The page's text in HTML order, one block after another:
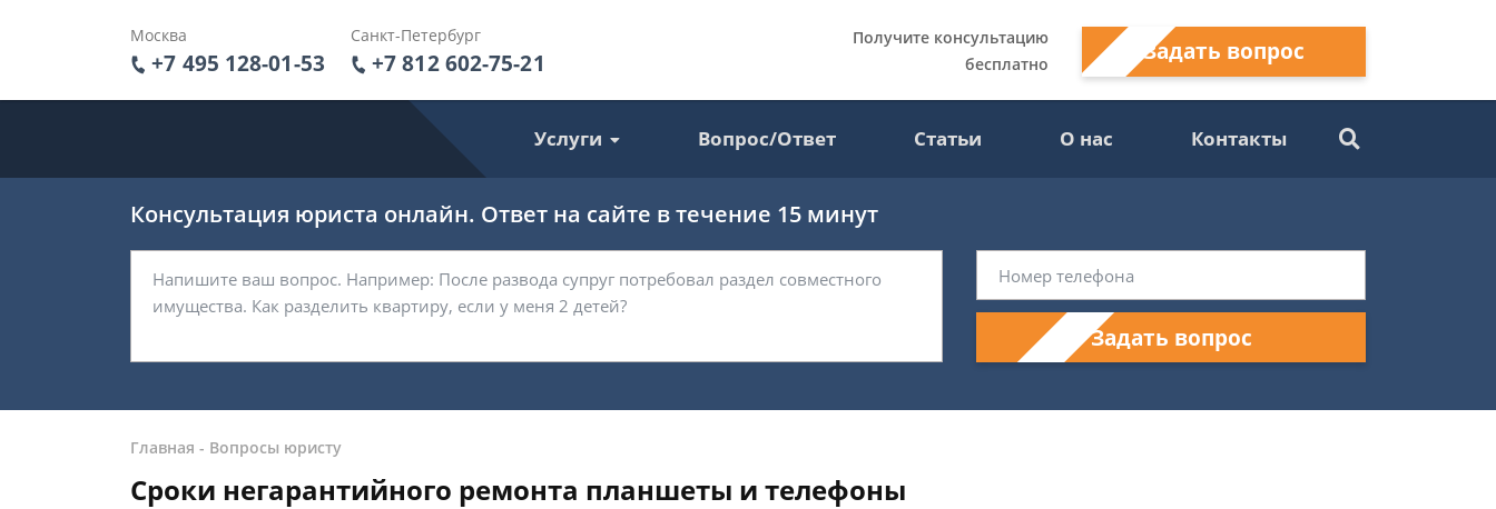
Москва
+7 495 128-01-53
Санкт-Петербург
+7 812 602-75-21
Получите консультацию
бесплатно
Задать вопрос
Услуги Вопрос/Ответ Статьи О нас Контакты
Консультация юриста онлайн. Ответ на сайте в течение 15 минут
Задать вопрос
Главная - Вопросы юристу
Сроки негарантийного ремонта планшеты и телефоны